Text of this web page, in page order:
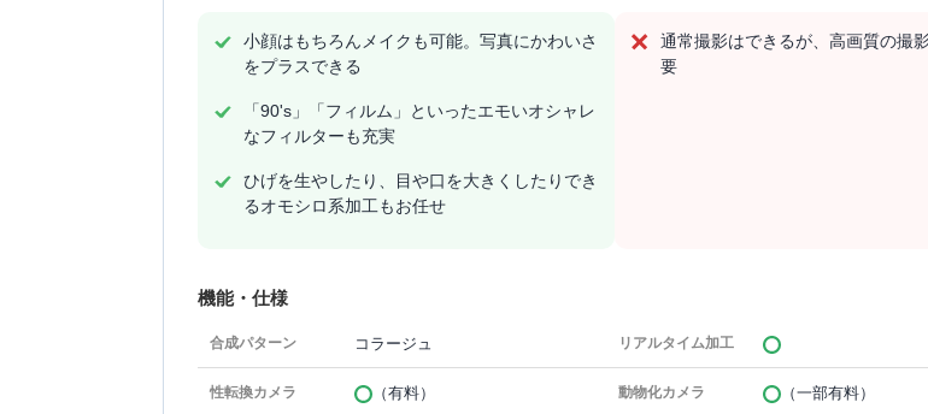
小顔はもちろんメイクも可能。写真にかわいさ
をプラスできる
「90's」「フィルム」といったエモいオシャレ
なフィルターも充実
ひげを生やしたり、目や口を大きくしたりでき
るオモシロ系加工もお任せ
通常撮影はできるが、高画質の撮
要
機能・仕様
合成パターン コラージュ リアルタイム加工
性転換カメラ （有料） 動物化カメラ （一部有料）